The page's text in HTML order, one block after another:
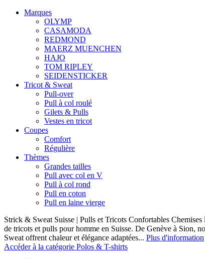
Marques
OLYMP
CASAMODA
REDMOND
MAERZ MUENCHEN
HAJO
TOM RIPLEY
SEIDENSTICKER
Tricot & Sweat
Pull-over
Pull à col roulé
Gilets & Pulls
Vestes en tricot
Coupes
Comfort
Régulière
Thèmes
Grandes tailles
Pull avec col en V
Pull à col rond
Pull en coton
Pull en laine vierge
Strick & Sweat Suisse | Pulls et Tricots Confortables
de tricots et pulls pour homme en Suisse. De Genève à Sion,
Sweat offrent chaleur et élégance adaptées... Plus d'information
Accéder à la catégorie Polos & T-shirts